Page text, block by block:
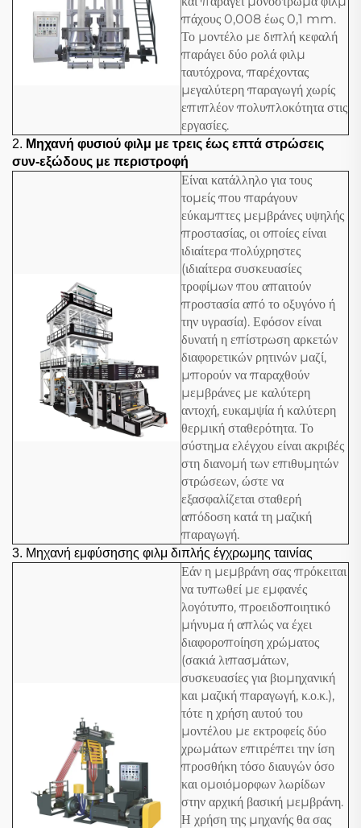
πάχους 0,008 έως 0,1 mm.
Το μοντέλο με διπλή κεφαλή
παράγει δύο ρολά φιλμ
ταυτόχρονα, παρέχοντας
μεγαλύτερη παραγωγή χωρίς
επιπλέον πολυπλοκότητα στις
εργασίες.
2. Μηχανή φυσιού φιλμ με τρεις έως επτά στρώσεις
συν-εξώδους με περιστροφή
Είναι κατάλληλο για τους
τομείς που παράγουν
εύκαμπτες μεμβράνες υψηλής
προστασίας, οι οποίες είναι
ιδιαίτερα πολύχρηστες
(ιδιαίτερα συσκευασίες
τροφίμων που απαιτούν
προστασία από το οξυγόνο ή
την υγρασία). Εφόσον είναι
δυνατή η επίστρωση αρκετών
διαφορετικών ρητινών μαζί,
μπορούν να παραχθούν
μεμβράνες με καλύτερη
αντοχή, ευκαμψία ή καλύτερη
θερμική σταθερότητα. Το
σύστημα ελέγχου είναι ακριβές
στη διανομή των επιθυμητών
στρώσεων, ώστε να
εξασφαλίζεται σταθερή
απόδοση κατά τη μαζική
παραγωγή.
3. Μηχανή εμφύσησης φιλμ διπλής έγχρωμης ταινίας
Εάν η μεμβράνη σας πρόκειται
να τυπωθεί με εμφανές
λογότυπο, προειδοποιητικό
μήνυμα ή απλώς να έχει
διαφοροποίηση χρώματος
(σακιά λιπασμάτων,
συσκευασίες για βιομηχανική
και μαζική παραγωγή, κ.ο.κ.),
τότε η χρήση αυτού του
μοντέλου με εκτροφείς δύο
χρωμάτων επιτρέπει την ίση
προσθήκη τόσο διαυγών όσο
και ομοιόμορφων λωρίδων
στην αρχική βασική μεμβράνη.
Η χρήση της μηχανής θα σας